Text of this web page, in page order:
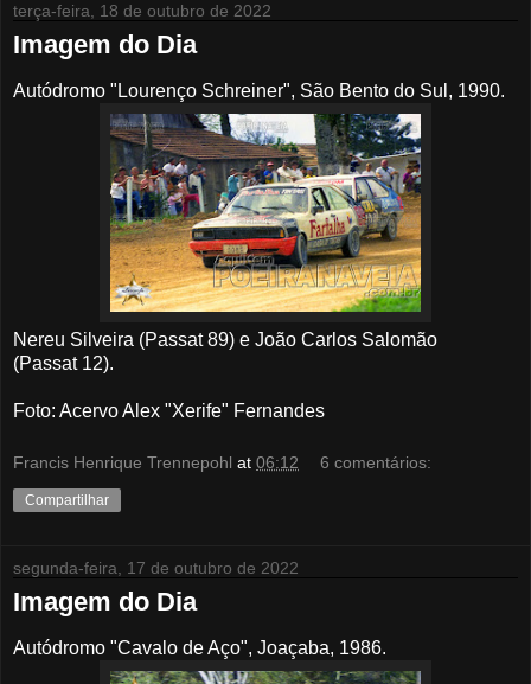
terça-feira, 18 de outubro de 2022
Imagem do Dia
Autódromo "Lourenço Schreiner", São Bento do Sul, 1990.
Nereu Silveira (Passat 89) e João Carlos Salomão
(Passat 12).
Foto: Acervo Alex "Xerife" Fernandes
Francis Henrique Trennepohl at 06:12 6 comentários:
Compartilhar
segunda-feira, 17 de outubro de 2022
Imagem do Dia
Autódromo "Cavalo de Aço", Joaçaba, 1986.